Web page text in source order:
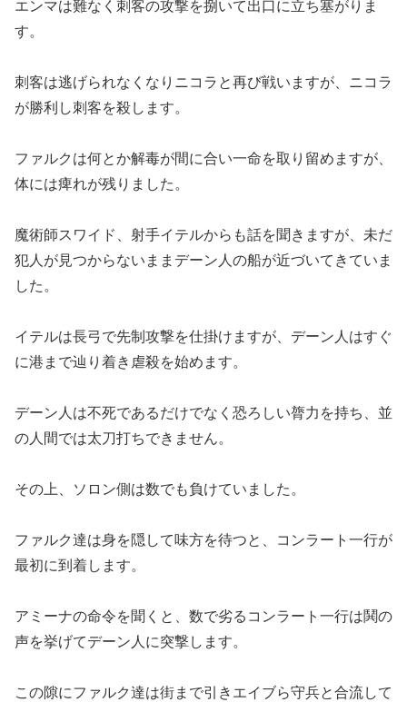
エンマは難なく刺客の攻撃を捌いて出口に立ち塞がりま
す。
刺客は逃げられなくなりニコラと再び戦いますが、ニコラ
が勝利し刺客を殺します。
ファルクは何とか解毒が間に合い一命を取り留めますが、
体には痺れが残りました。
魔術師スワイド、射手イテルからも話を聞きますが、未だ
犯人が見つからないままデーン人の船が近づいてきていま
した。
イテルは長弓で先制攻撃を仕掛けますが、デーン人はすぐ
に港まで辿り着き虐殺を始めます。
デーン人は不死であるだけでなく恐ろしい膂力を持ち、並
の人間では太刀打ちできません。
その上、ソロン側は数でも負けていました。
ファルク達は身を隠して味方を待つと、コンラート一行が
最初に到着します。
アミーナの命令を聞くと、数で劣るコンラート一行は鬨の
声を挙げてデーン人に突撃します。
この隙にファルク達は街まで引きエイブら守兵と合流して